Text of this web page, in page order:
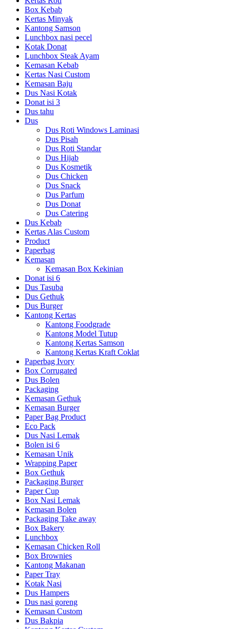
Box Kebab
Kertas Minyak
Kantong Samson
Lunchbox nasi pecel
Kotak Donat
Lunchbox Steak Ayam
Kemasan Kebab
Kertas Nasi Custom
Kemasan Baju
Dus Nasi Kotak
Donat isi 3
Dus tahu
Dus
Dus Roti Windows Laminasi
Dus Pisah
Dus Roti Standar
Dus Hijab
Dus Kosmetik
Dus Chicken
Dus Snack
Dus Parfum
Dus Donat
Dus Catering
Dus Kebab
Kertas Alas Custom
Product
Paperbag
Kemasan
Kemasan Box Kekinian
Donat isi 6
Dus Tasuba
Dus Gethuk
Dus Burger
Kantong Kertas
Kantong Foodgrade
Kantong Model Tutup
Kantong Kertas Samson
Kantong Kertas Kraft Coklat
Paperbag Ivory
Box Corrugated
Dus Bolen
Packaging
Kemasan Gethuk
Kemasan Burger
Paper Bag Product
Eco Pack
Dus Nasi Lemak
Bolen isi 6
Kemasan Unik
Wrapping Paper
Box Gethuk
Packaging Burger
Paper Cup
Box Nasi Lemak
Kemasan Bolen
Packaging Take away
Box Bakery
Lunchbox
Kemasan Chicken Roll
Box Brownies
Kantong Makanan
Paper Tray
Kotak Nasi
Dus Hampers
Dus nasi goreng
Kemasan Custom
Dus Bakpia